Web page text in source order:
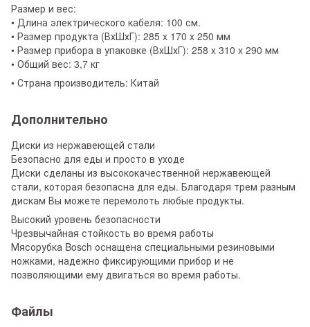
Размер и вес:
• Длина электрического кабеля: 100 см.
• Размер продукта (ВхШхГ): 285 x 170 x 250 мм
• Размер прибора в упаковке (ВхШхГ): 258 x 310 x 290 мм
• Общий вес: 3,7 кг
• Страна производитель: Китай
Дополнительно
Диски из нержавеющей стали
Безопасно для еды и просто в уходе
Диски сделаны из высококачественной нержавеющей
стали, которая безопасна для еды. Благодаря трем разным
дискам Вы можете перемолоть любые продукты.
Высокий уровень безопасности
Чрезвычайная стойкость во время работы
Мясорубка Bosch оснащена специальными резиновыми
ножками, надежно фиксирующими прибор и не
позволяющими ему двигаться во время работы.
Файлы